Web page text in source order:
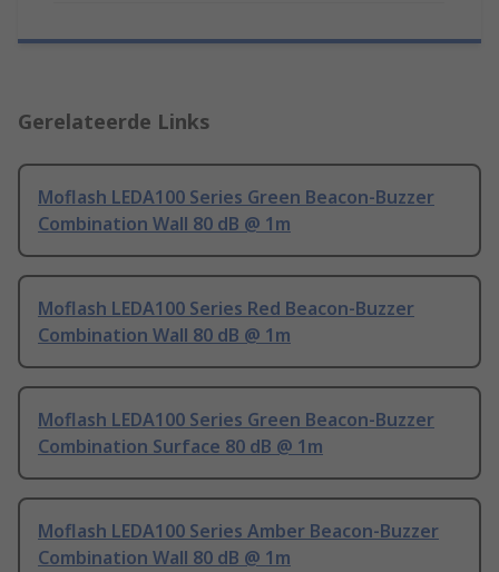
Gerelateerde Links
Moflash LEDA100 Series Green Beacon-Buzzer
Combination Wall 80 dB @ 1m
Moflash LEDA100 Series Red Beacon-Buzzer
Combination Wall 80 dB @ 1m
Moflash LEDA100 Series Green Beacon-Buzzer
Combination Surface 80 dB @ 1m
Moflash LEDA100 Series Amber Beacon-Buzzer
Combination Wall 80 dB @ 1m